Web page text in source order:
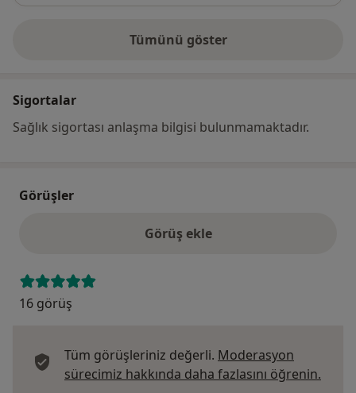
Tümünü göster
adres hakkında
Sigortalar
Sağlık sigortası anlaşma bilgisi bulunmamaktadır.
Görüşler
Görüş ekle
16 görüş
Tüm görüşleriniz değerli. Moderasyon
sürecimiz hakkında daha fazlasını öğrenin.